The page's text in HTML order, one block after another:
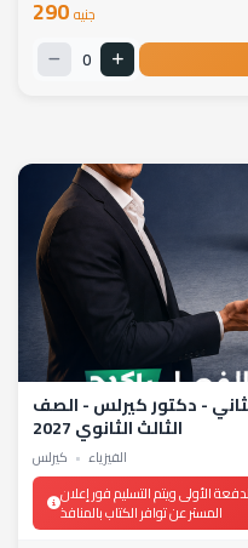
290 جنيه
0
- دكتور كيرلس - الصف
الثالث الثانوي 2027
الفيزياء • كيرلس
الأولى ويتم التسليم فور إعلان
المستر عن توافر الكتاب بالمنافذ